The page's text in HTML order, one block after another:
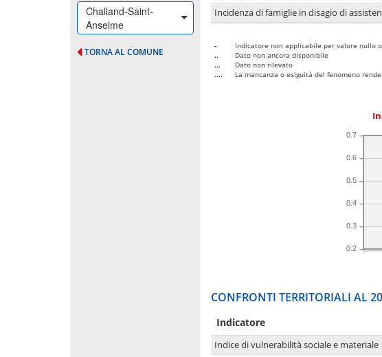
Challand-Saint-
Anselme
TORNA AL COMUNE
Incidenza di famiglie in disagio di
-
Indicatore non applicabile per valore nullo
..
Dato non ancora disponibile
...
Dato non rilevato
....
La mancanza o esiguità del fenomeno
0.2
0.3
0.4
0.5
0.6
0.7
CONFRONTI TERRITORIALI AL
Indicatore
Indice di vulnerabilità sociale e materiale